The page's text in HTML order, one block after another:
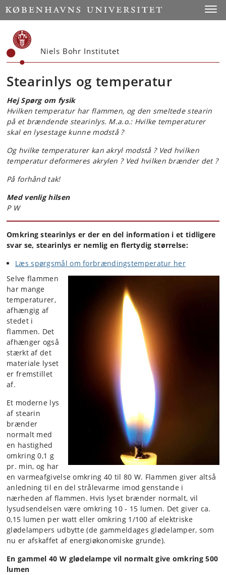
Start
Niels Bohr Institutet
Stearinlys og temperatur
Hej Spørg om fysik
Hvilken temperatur har flammen, og den smeltede stearin
på et brændende stearinlys. M.a.o.: Hvilke temperaturer
skal en lysestage kunne modstå ?
Og hvilke temperaturer kan akryl modstå ? Ved hvilken
temperatur deformeres akrylen ? Ved hvilken brænder det ?
På forhånd tak!
Med venlig hilsen
P W
Omkring stearinlys er der en del information i et tidligere
svar se, stearinlys er nemlig en flertydig størrelse:
Læs spørgsmål om forbrændingstemperatur her
Selve flammen
har mange
temperaturer,
afhængig af
stedet i
flammen. Det
afhænger også
stærkt af det
materiale lyset
er fremstillet
af.
Et moderne lys
af stearin
brænder
normalt med
en hastighed
omkring 0,1 g
pr. min, og har
en varmeafgivelse omkring 40 til 80 W. Flammen giver altså
anledning til en del strålevarme imod genstande i
nærheden af flammen. Hvis lyset brænder normalt, vil
lysudsendelsen være omkring 10 - 15 lumen. Det giver ca.
0,15 lumen per watt eller omkring 1/100 af elektriske
glødelampers udbytte (de gammeldages glødelamper, som
nu er afskaffet af energiøkonomiske grunde).
En gammel 40 W glødelampe vil normalt give omkring 500
lumen